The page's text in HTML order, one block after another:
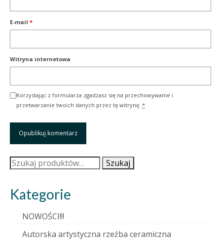
E-mail *
Witryna internetowa
Korzystając z formularza zgadzasz się na przechowywanie i
przetwarzanie twoich danych przez tę witrynę. *
Szukaj: Szukaj
Kategorie
NOWOŚCI!!!
Autorska artystyczna rzeźba ceramiczna